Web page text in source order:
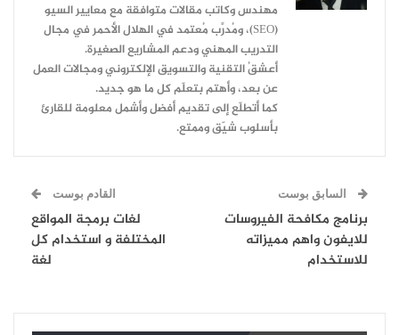
مهندس وكاتب مقالات متوافقة مع معايير السيو
(SEO)، ومُدرِّب مُعتمد في الهلال الأحمر في مجال
التدريب المهني ودعم المشاريع الصغيرة.
أعشقُ التقنية والتسويق الإلكتروني ومجالات العمل
عن بعد، وأهتم بتعلّم كل ما هو جديد.
كما أتطلّع إلى تقديم أفضل وأشمل معلومة للقارئ
بأسلوب شيّق وممتع.
السابق بوست
برنامج مكافحة الفيروسات
للايفون واهم مميزاته
للاستخدام
القادم بوست
لغات برمجة المواقع
المختلفة و استخدام كل
لغة